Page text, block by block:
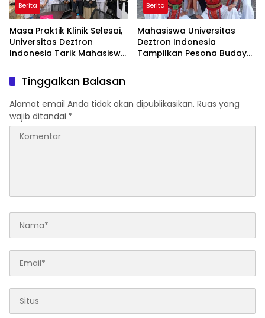
Berita
Masa Praktik Klinik Selesai,
Universitas Deztron
Indonesia Tarik Mahasiswa
Artha Mahinrus
Berita
Mahasiswa Universitas
Deztron Indonesia
Tampilkan Pesona Budaya
Tinggalkan Balasan
Alamat email Anda tidak akan dipublikasikan. Ruas yang
wajib ditandai *